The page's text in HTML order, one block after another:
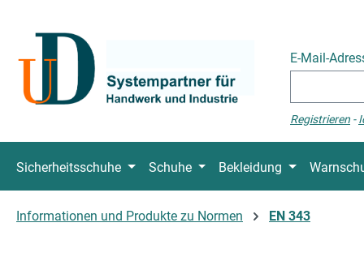
E-Mail-
Registrieren -
Sicherheitsschuhe Schuhe Bekleidung
Informationen und Produkte zu Normen EN 343